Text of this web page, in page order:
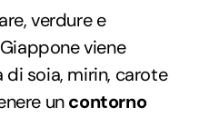
verdure e
viene
di soia, mirin, carote
uncontorno